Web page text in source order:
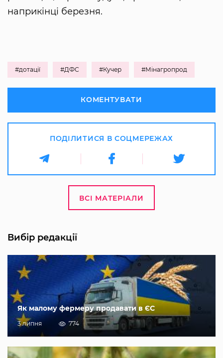
наприкінці березня.
#дотації #ДФС #Кучер #Мінагропрод
КОМЕНТУВАТИ
ПОДІЛИТИСЯ В СОЦМЕРЕЖАХ
ВСІ МАТЕРІАЛИ
Вибір редакції
Як малому фермеру продавати в ЄС
3 липня 774